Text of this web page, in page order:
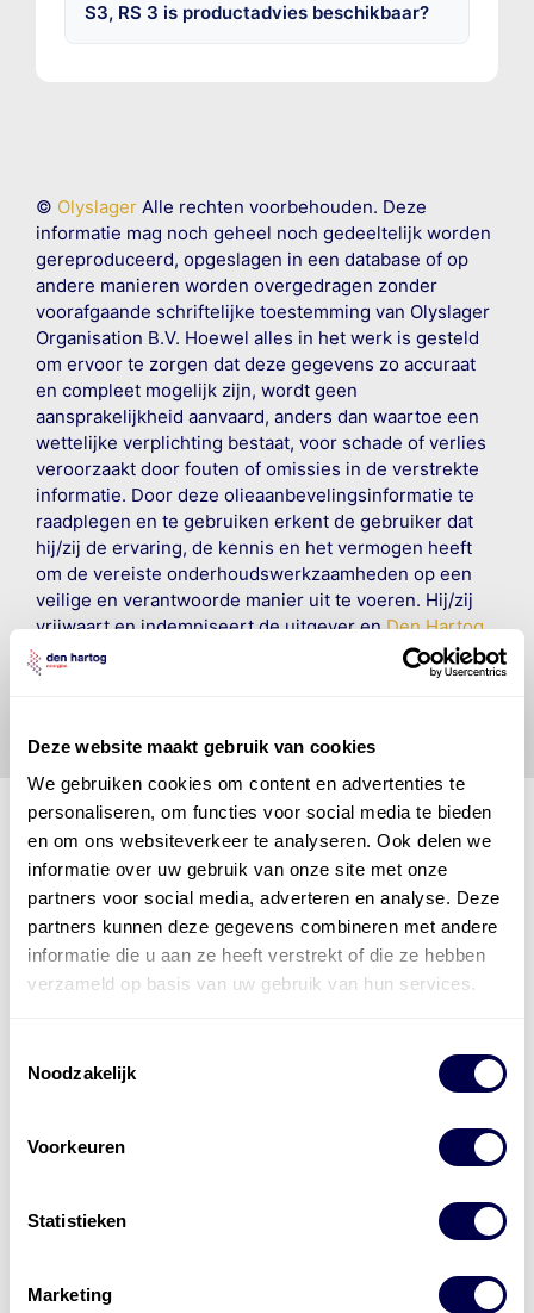
Deze website maakt gebruik van cookies
We gebruiken cookies om content en advertenties te
personaliseren, om functies voor social media te bieden
en om ons websiteverkeer te analyseren. Ook delen we
informatie over uw gebruik van onze site met onze
partners voor social media, adverteren en analyse. Deze
partners kunnen deze gegevens combineren met andere
informatie die u aan ze heeft verstrekt of die ze hebben
verzameld op basis van uw gebruik van hun services.
Noodzakelijk
Voorkeuren
Statistieken
Marketing
S3, RS 3 is productadvies beschikbaar?
© OlyslagerAlle rechten voorbehouden. Deze
informatie mag noch geheel noch gedeeltelijk worden
gereproduceerd, opgeslagen in een database of op
andere manieren worden overgedragen zonder
voorafgaande schriftelijke toestemming van Olyslager
Organisation B.V. Hoewel alles in het werk is gesteld
om ervoor te zorgen dat deze gegevens zo accuraat
en compleet mogelijk zijn, wordt geen
aansprakelijkheid aanvaard, anders dan waartoe een
wettelijke verplichting bestaat, voor schade of verlies
veroorzaakt door fouten of omissies in de verstrekte
informatie. Door deze olieaanbevelingsinformatie te
raadplegen en te gebruiken erkent de gebruiker dat
hij/zij de ervaring, de kennis en het vermogen heeft
om de vereiste onderhoudswerkzaamheden op een
veilige en verantwoorde manier uit te voeren. Hij/zij
vrijwaart en indemniseert de uitgever enDen Hartog
Energies
voor enig verlies, letsel, claim en schade
veroorzaakt door een onjuiste interpretatie of een
Den Hartog Energies
bestaat uitvier divisies